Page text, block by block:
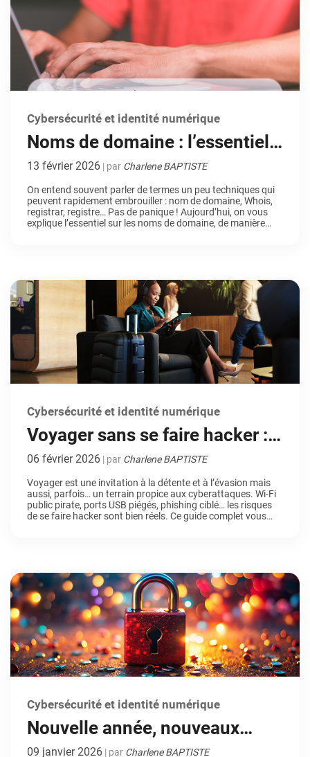
Cybersécurité et identité numérique
Noms de domaine : l’essentiel,
sans prise de tête
13 février 2026 | par Charlene BAPTISTE
On entend souvent parler de termes un peu techniques qui
peuvent rapidement embrouiller : nom de domaine, Whois,
registrar, registre… Pas de panique ! Aujourd’hui, on vous
explique l’essentiel sur les noms de domaine, de manière
Cybersécurité et identité numérique
Voyager sans se faire hacker :
tout ce qu’il faut savoir
06 février 2026 | par Charlene BAPTISTE
Voyager est une invitation à la détente et à l’évasion mais
aussi, parfois… un terrain propice aux cyberattaques. Wi-Fi
public pirate, ports USB piégés, phishing ciblé… les risques
de se faire hacker sont bien réels. Ce guide complet vous
Cybersécurité et identité numérique
Nouvelle année, nouveaux
réflexes pour votre sécurité
09 janvier 2026 | par Charlene BAPTISTE